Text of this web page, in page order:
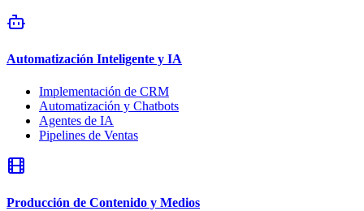
Automatización Inteligente y IA
Implementación de CRM
Automatización y Chatbots
Agentes de IA
Pipelines de Ventas
Producción de Contenido y Medios